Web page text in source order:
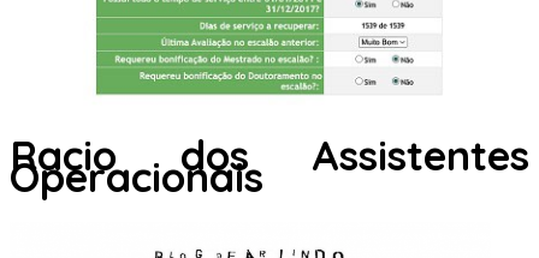
Racio dos Assistentes
Operacionais